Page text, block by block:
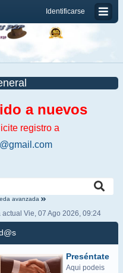
Identificarse
a nuevos
registro a
avanzada
actual Vie, 07 Ago 2026, 09:24
Preséntate
Aqui podeis